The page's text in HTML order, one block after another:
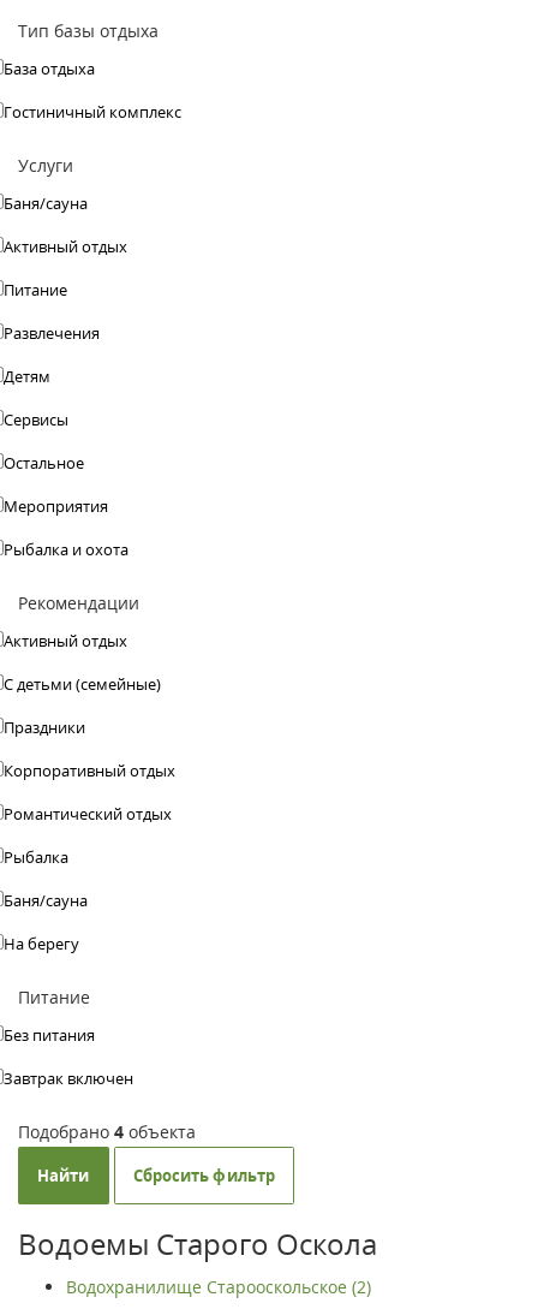
Тип базы отдыха
База отдыха
Гостиничный комплекс
Услуги
Баня/сауна
Активный отдых
Питание
Развлечения
Детям
Сервисы
Остальное
Мероприятия
Рыбалка и охота
Рекомендации
Активный отдых
С детьми (семейные)
Праздники
Корпоративный отдых
Романтический отдых
Рыбалка
Баня/сауна
На берегу
Питание
Без питания
Завтрак включен
Подобрано 4 объекта
Найти Сбросить фильтр
Водоемы Старого Оскола
Водохранилище Старооскольское (2)